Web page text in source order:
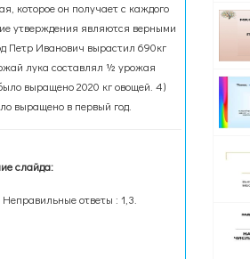
которое он получает с каждого
утверждения являются верными
Петр Иванович вырастил 690кг
лука составлял ½ урожая
выращено 2020 кг овощей. 4)
выращено в первый год.
слайда:
ответы : 1,3.